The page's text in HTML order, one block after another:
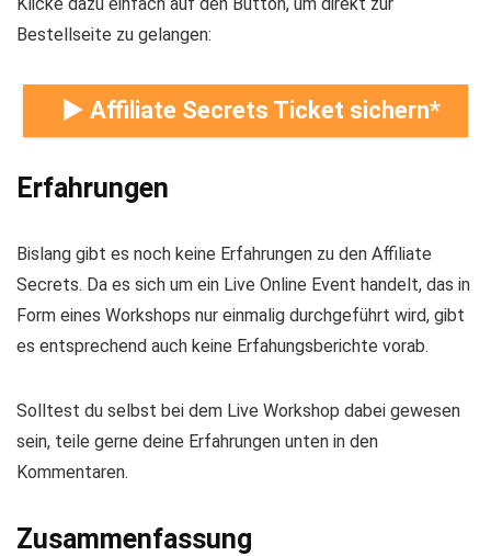
Bestellseite zu gelangen:
► Affiliate Secrets Ticket sichern
Erfahrungen
Bislang gibt es noch keine Erfahrungen zu den Affiliate
Secrets. Da es sich um ein Live Online Event handelt, das in
Form eines Workshops nur einmalig durchgeführt wird, gibt
es entsprechend auch keine Erfahungsberichte vorab.
Solltest du selbst bei dem Live Workshop dabei gewesen
sein, teile gerne deine Erfahrungen unten in den
Kommentaren.
Zusammenfassung